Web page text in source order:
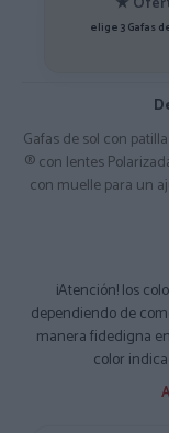
elige 3 Gafas
Gafas de sol con
® con lentes
con muelle para un
¡Atención! los
dependiendo de
manera fidedigna
color